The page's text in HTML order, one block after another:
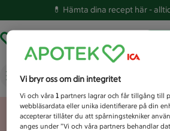
💊 Hämta dina recept här -
Vad letar du efter idag?
Unknown error
Vi bryr oss om din integritet
Vi och våra1 partners lagrar och får tillgång till
webbläsardata eller unika identifierare på din
accepterar tillåter du att spårningstekniker
anges under ”Vi och våra partners behandlar